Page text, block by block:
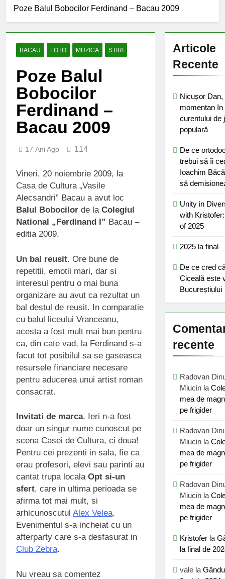
început de an școlar:
fondul școlii
din Bacău
2 Ani Ago
terenurilor de sport
publice din municipiul
2 Ani Ago
Un pas înainte pentru
trotuarelor din Bacău
Poze Balul Bobocilor Ferdinand – Bacau 2009
BACAU FOTO MUZICA STIRI
Poze Balul
Bobocilor
Ferdinand –
Bacau 2009
17 Ani Ago 114
Vineri, 20 noiembrie 2009, la
Casa de Cultura „Vasile
Alecsandri” Bacau a avut loc
Balul Bobocilor de la Colegiul
National „Ferdinand I” Bacau –
editia 2009.
Un bal reusit. Ore bune de
repetitii, emotii mari, dar si
interesul pentru o mai buna
organizare au avut ca rezultat un
bal destul de reusit. In comparatie
cu balul liceului Vranceanu,
acesta a fost mult mai bun pentru
ca, din cate vad, la Ferdinand s-a
facut tot posibilul sa se gaseasca
resursele financiare necesare
pentru aducerea unui artist roman
consacrat.
Invitati de marca. Ieri n-a fost
doar un singur nume cunoscut pe
scena Casei de Cultura, ci doua!
Pentru cei prezenti in sala, fie ca
erau profesori, elevi sau parinti au
cantat trupa locala Opt si-un
sfert, care in ultima perioada se
afirma tot mai mult, si
arhicunoscutul Alex Velea.
Evenimentul s-a incheiat cu un
afterparty care s-a desfasurat in
Club Zebra.
Nu vreau sa comentez
Articole
Recente
Nicușor Dan,
momentan în
curentului de
populară
De ce
trebui să îi
Ioachim
să
Unity in
with
of 2025
2025 la final
De ce cred
Ciceală este
Bucureștiului
recente
Radovan
Miucinla
mea de
pe frigider
Radovan
Miucinla
mea de
pe frigider
Radovan
Miucinla
mea de
pe frigider
Kristoferla
la final de
valela